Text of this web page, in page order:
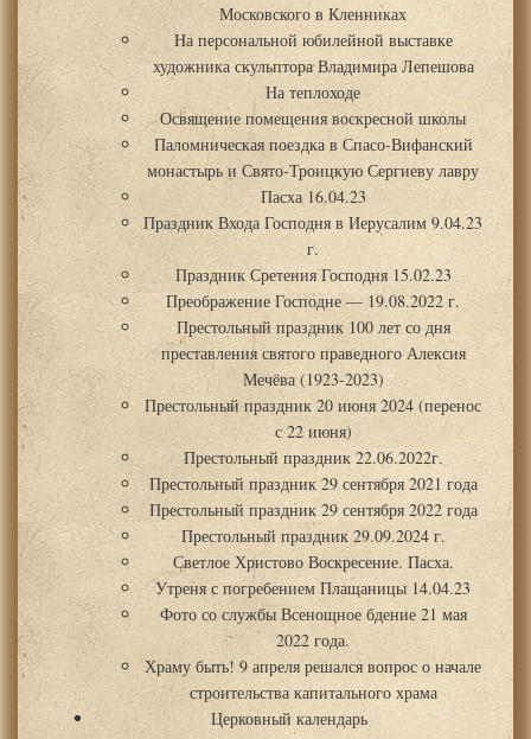
Московского в Кленниках
На персональной юбилейной выставке
художника скульптора Владимира Лепешова
На теплоходе
Освящение помещения воскресной школы
Паломническая поездка в Спасо-Вифанский
монастырь и Свято-Троицкую Сергиеву лавру
Пасха 16.04.23
Праздник Входа Господня в Иерусалим 9.04.23
г.
Праздник Сретения Господня 15.02.23
Преображение Господне — 19.08.2022 г.
Престольный праздник 100 лет со дня
преставления святого праведного Алексия
Мечёва (1923-2023)
Престольный праздник 20 июня 2024 (перенос
с 22 июня)
Престольный праздник 22.06.2022г.
Престольный праздник 29 сентября 2021 года
Престольный праздник 29 сентября 2022 года
Престольный праздник 29.09.2024 г.
Светлое Христово Воскресение. Пасха.
Утреня с погребением Плащаницы 14.04.23
Фото со службы Всенощное бдение 21 мая
2022 года.
Храму быть! 9 апреля решался вопрос о начале
строительства капитального храма
Церковный календарь